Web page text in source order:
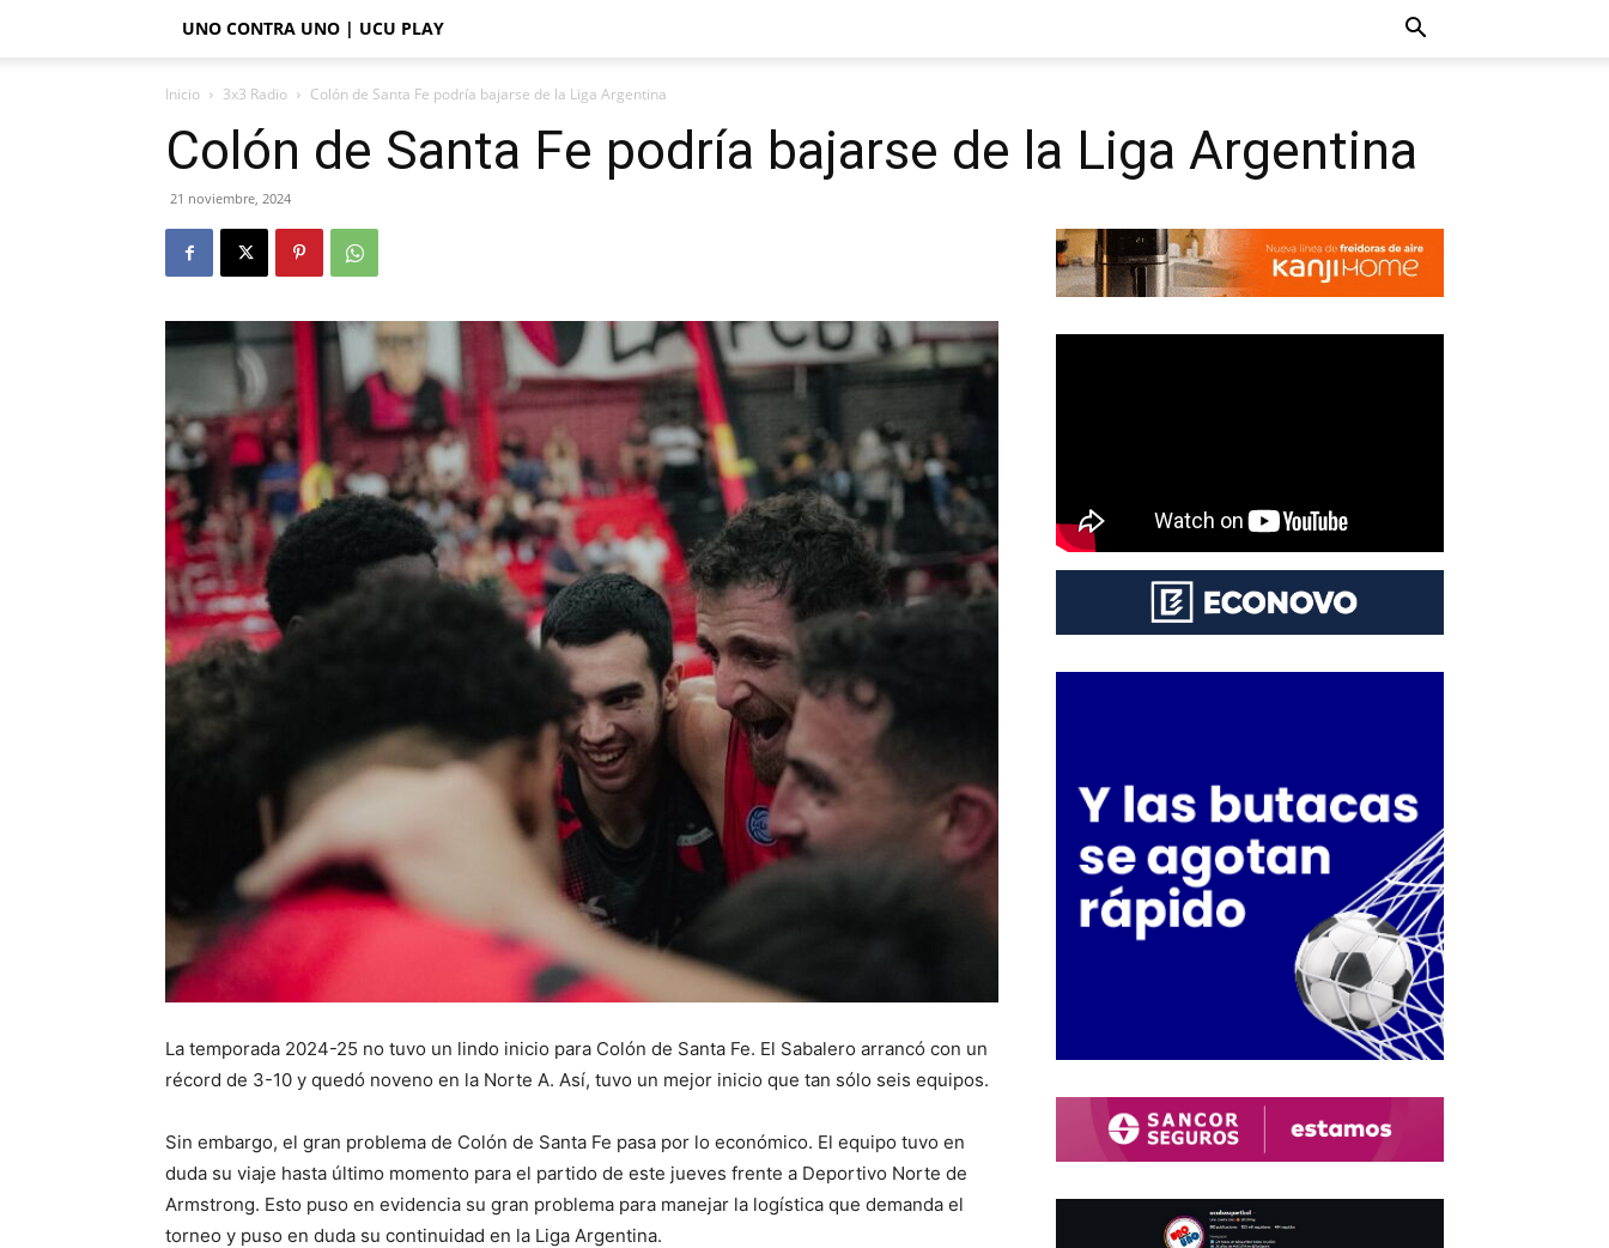
UNO CONTRA UNO | UCU PLAY
Inicio 3x3 Radio Colón de Santa Fe podría bajarse de la Liga Argentina
Colón de Santa Fe podría bajarse de la Liga Argentina
21 noviembre, 2024
La temporada 2024-25 no tuvo un lindo inicio para Colón de Santa Fe. El Sabalero arrancó con un
récord de 3-10 y quedó noveno en la Norte A. Así, tuvo un mejor inicio que tan sólo seis equipos.
Sin embargo, el gran problema de Colón de Santa Fe pasa por lo económico. El equipo tuvo en
duda su viaje hasta último momento para el partido de este jueves frente a Deportivo Norte de
Armstrong. Esto puso en evidencia su gran problema para manejar la logística que demanda el
torneo y puso en duda su continuidad en la Liga Argentina.